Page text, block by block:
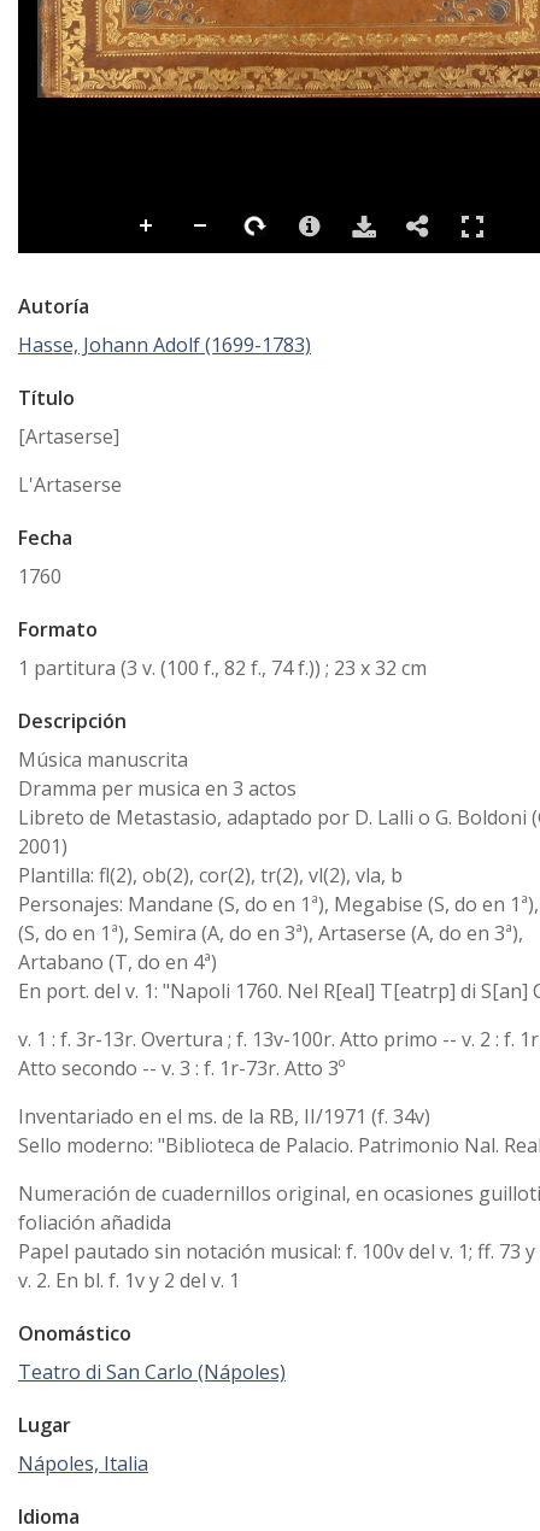
Autoría
Hasse, Johann Adolf (1699-1783)
Título
[Artaserse]
L'Artaserse
Fecha
1760
Formato
1 partitura (3 v. (100 f., 82 f., 74 f.)) ; 23 x 32 cm
Descripción
Música manuscrita
Dramma per musica en 3 actos
Libreto de Metastasio, adaptado por D. Lalli o G. Boldoni
2001)
Plantilla: fl(2), ob(2), cor(2), tr(2), vl(2), vla, b
Personajes: Mandane (S, do en 1ª), Megabise (S, do en
(S, do en 1ª), Semira (A, do en 3ª), Artaserse (A, do en 3ª),
Artabano (T, do en 4ª)
En port. del v. 1: "Napoli 1760. Nel R[eal] T[eatrp] di S[an]
v. 1 : f. 3r-13r. Overtura ; f. 13v-100r. Atto primo -- v. 2 : f.
Atto secondo -- v. 3 : f. 1r-73r. Atto 3º
Inventariado en el ms. de la RB, II/1971 (f. 34v)
Sello moderno: "Biblioteca de Palacio. Patrimonio Nal.
Numeración de cuadernillos original, en ocasiones
foliación añadida
Papel pautado sin notación musical: f. 100v del v. 1; ff. 73 y
v. 2. En bl. f. 1v y 2 del v. 1
Onomástico
Teatro di San Carlo (Nápoles)
Lugar
Nápoles, Italia
Idioma